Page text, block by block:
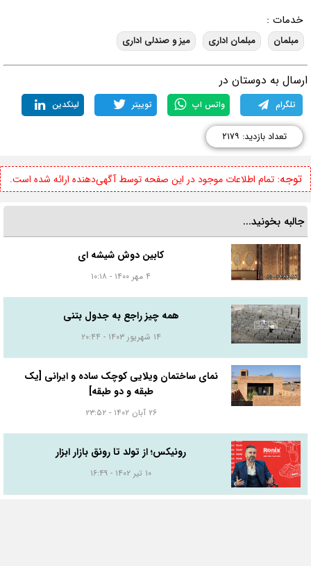
خدمات :
مبلمان مبلمان اداری میز و صندلی اداری
به دوستان در
تلگرام واتس اپ توییتر لینکدین
تعداد بازدید: ۲۱۷۹
توجه:تمام اطلاعات موجود در این صفحه توسط آگهی‌دهنده ارائه شده است.
جالبه بخونید...
کابین دوش شیشه ای
همه چیز راجع به جدول بتنی
۱۴ شهریور ۱۴۰۳ - ۲۰:۴۴
نمای ساختمان ویلایی کوچک ساده و ایرانی [یک
طبقه و دو طبقه]
۲۶ آبان ۱۴۰۲ - ۲۳:۵۲
رونیکس؛ از تولد تا رونق بازار ابزار